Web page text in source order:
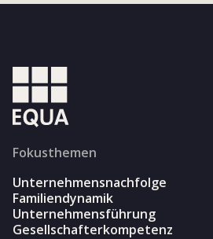
Fokusthemen
Unternehmensnachfolge
Familiendynamik
Unternehmensführung
Gesellschafterkompetenz